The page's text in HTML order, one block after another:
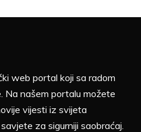
web portal koji sa radom
Na našem portalu možete
vijesti iz svijeta
za sigurniji saobraćaj.